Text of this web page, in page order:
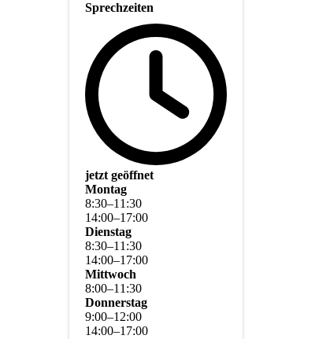
Sprechzeiten
jetzt geöffnet
Montag
8:30–11:30
14:00–17:00
Dienstag
8:30–11:30
14:00–17:00
Mittwoch
8:00–11:30
Donnerstag
9:00–12:00
14:00–17:00